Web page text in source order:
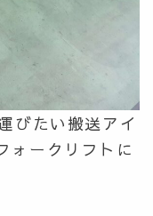
びたい搬送アイ
ォークリフトに